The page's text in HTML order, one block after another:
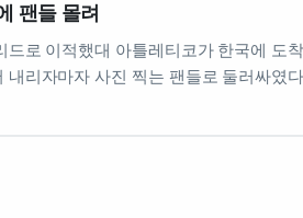
팬들 몰려
로 이적했대 아틀레티코가 한국에 도
리자마자 사진 찍는 팬들로 둘러싸였